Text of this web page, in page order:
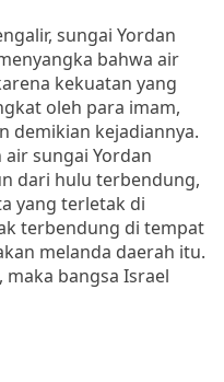
sungai Yordan
bahwa air
kekuatan yang
oleh para imam,
demikian kejadiannya.
sungai Yordan
dari hulu terbendung,
yang terletak di
terbendung di tempat
melanda daerah itu.
bangsa Israel